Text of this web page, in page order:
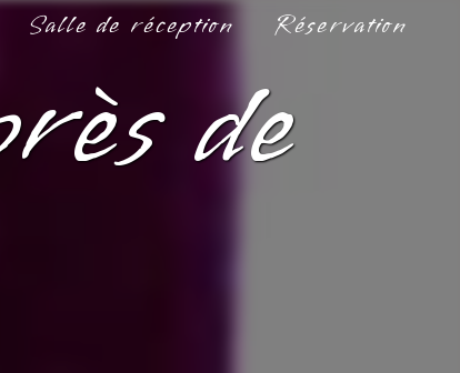
Salle de réception Réservation
de